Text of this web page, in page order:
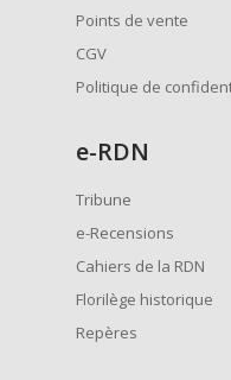
Points de vente
CGV
Politique de
e-RDN
Tribune
e-Recensions
Cahiers de la RDN
Florilège historique
Repères